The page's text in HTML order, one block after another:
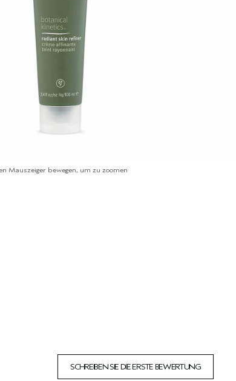
Mauszeiger bewegen, um zu zoomen
SCHREIBEN SIE DIE ERSTE BEWERTUNG